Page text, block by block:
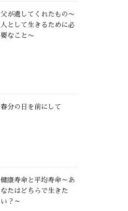
父が遺してくれたもの〜
人として生きるために必
要なこと〜
春分の日を前にして
健康寿命と平均寿命～あ
なたはどちらで生きた
い？～